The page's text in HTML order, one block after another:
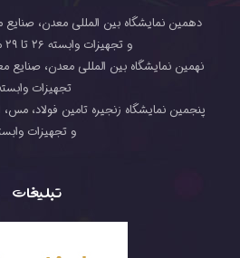
دهمین نمایشگاه بین المللی معدن،
و تجهیزات وابسته ۲۶ تا ۲۹ مرداد ماه ۱۴۰۵
نهمین نمایشگاه بین المللی معدن، صنایع
تجهیزات
پنجمین نمایشگاه زنجیره تامین فولاد،
و تجهیزات
تبلیغات